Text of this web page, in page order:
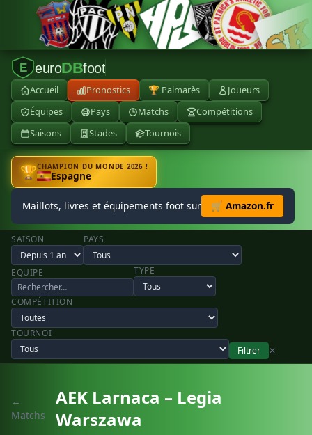
E euroDBfoot
Accueil Pronostics 🏆 Palmarès
Joueurs
Équipes
Pays Matchs
Compétitions
Saisons
Stades Tournois
🏆CHAMPION DU MONDE 2026 !
Espagne
Maillots, livres et équipements foot sur 🛒 Amazon.fr
SAISON PAYS
EQUIPE TYPE
COMPÉTITION
TOURNOI
Filtrer
✕
←
Matchs
AEK Larnaca – Legia
Warszawa